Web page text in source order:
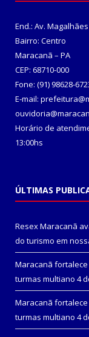
End.: Av.
Bairro: Centro
Maracanã – PA
CEP: 68710-000
Fone: (91) 98628-
E-mail:
Horário de
13:00hs
ÚLTIMAS
Resex Maracanã
do turismo em
Maracanã
turmas multiano 4
Maracanã
turmas multiano 4